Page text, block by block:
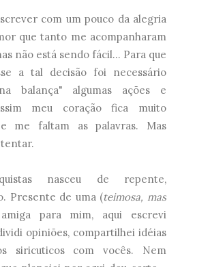
com um pouco da alegria
que tanto me acompanharam
não está sendo fácil... Para que
a tal decisão foi necessário
balança" algumas ações e
meu coração fica muito
me faltam as palavras. Mas
nasceu de repente,
Presente de uma (teimosa, mas
para mim, aqui escrevi
opiniões, compartilhei idéias
siricuticos com vocês. Nem